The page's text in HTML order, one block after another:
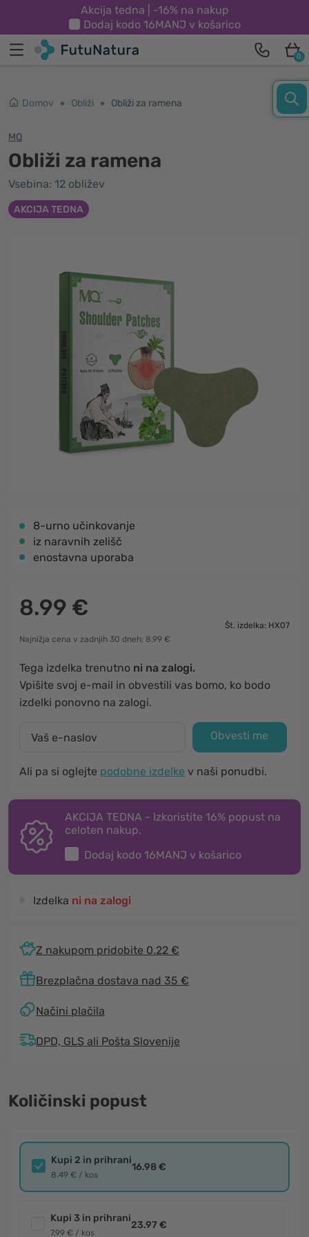
Akcija tedna | -16% na nakup
Dodaj kodo 16MANJ v košarico
0
Domov Obliži Obliži za ramena
MQ
Obliži za ramena
Vsebina: 12 obližev
AKCIJA TEDNA
8-urno učinkovanje
iz naravnih zelišč
enostavna uporaba
8.99 €
Št. izdelka: HX07
Najnižja cena v zadnjih 30 dneh: 8.99 €
Tega izdelka trenutno ni na zalogi.
Vpišite svoj e-mail in obvestili vas bomo, ko bodo
izdelki ponovno na zalogi.
Obvesti me
Ali pa si oglejte podobne izdelke v naši ponudbi.
AKCIJA TEDNA - Izkoristite 16% popust na
celoten nakup.
Dodaj kodo 16MANJ v košarico
Izdelka ni na zalogi
Z nakupom pridobite 0.22 €
Brezplačna dostava nad 35 €
Načini plačila
DPD, GLS ali Pošta Slovenije
Količinski popust
Kupi 2 in prihrani
8.49 € / kos
16.98 €
Kupi 3 in prihrani
7.99 € / kos
23.97 €